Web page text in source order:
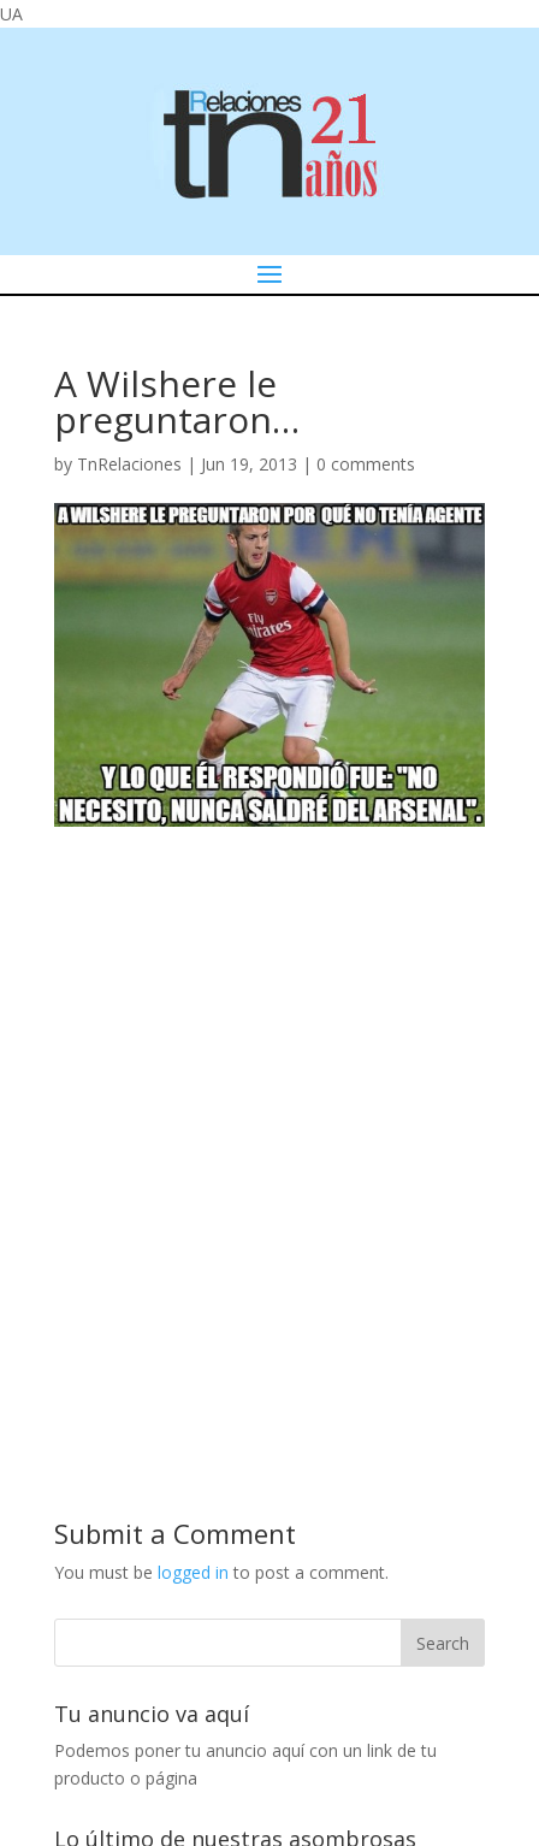
UA
A Wilshere le
preguntaron…
by TnRelaciones | Jun 19, 2013 | 0 comments
Submit a Comment
You must be logged in to post a comment.
Tu anuncio va aquí
Podemos poner tu anuncio aquí con un link de tu
producto o página
Lo último de nuestras asombrosas